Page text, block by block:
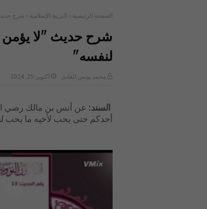
الصفحة الرئيسية التربية الإسلامية شرح
شرح حديث "لا يؤمن
لنفسه"
محمد يونس الغادي أكتوبر 25, 2024
السند: عن أنس بن مالك رضي
أحدكم حتى يحب لأخيه ما يحب